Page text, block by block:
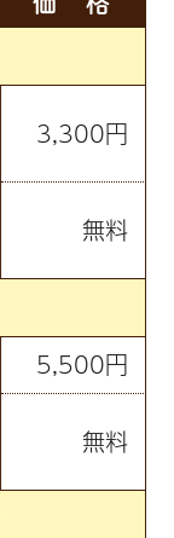
3,300円
無料
5,500円
無料